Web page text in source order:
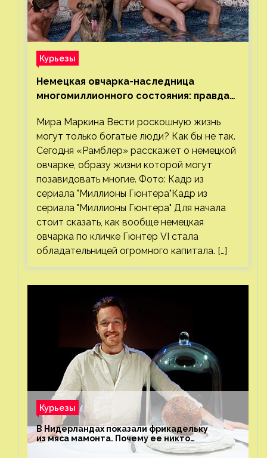
Курьезы
Немецкая овчарка-наследница
многомиллионного состояния: правда
Мира Маркина Вести роскошную жизнь
могут только богатые люди? Как бы не так.
Сегодня «Рамблер» расскажет о немецкой
овчарке, образу жизни которой могут
позавидовать многие. Фото: Кадр из
сериала "Миллионы Гюнтера"Кадр из
сериала "Миллионы Гюнтера" Для начала
стоит сказать, как вообще немецкая
овчарка по кличке Гюнтер VI стала
обладательницей огромного капитала. […]
Курьезы
В Нидерландах показали фрикадельку
из мяса мамонта. Почему ее никто